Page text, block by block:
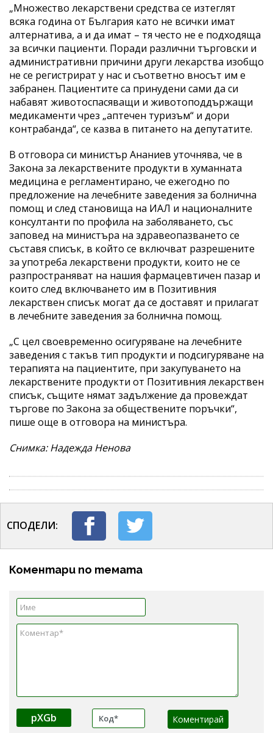
„Множество лекарствени средства се изтеглят
всяка година от България като не всички имат
алтернатива, а и да имат – тя често не е подходяща
за всички пациенти. Поради различни търговски и
административни причини други лекарства изобщо
не се регистрират у нас и съответно вносът им е
забранен. Пациентите са принудени сами да си
набавят животоспасяващи и животоподдържащи
медикаменти чрез „аптечен туризъм“ и дори
контрабанда“, се казва в питането на депутатите.
В отговора си министър Ананиев уточнява, че в
Закона за лекарствените продукти в хуманната
медицина е регламентирано, че ежегодно по
предложение на лечебните заведения за болнична
помощ и след становища на ИАЛ и националните
консултанти по профила на заболяването, със
заповед на министъра на здравеопазването се
съставя списък, в който се включват разрешените
за употреба лекарствени продукти, които не се
разпространяват на нашия фармацевтичен пазар и
които след включването им в Позитивния
лекарствен списък могат да се доставят и прилагат
в лечебните заведения за болнична помощ.
„С цел своевременно осигуряване на лечебните
заведения с такъв тип продукти и подсигуряване на
терапията на пациентите, при закупуването на
лекарствените продукти от Позитивния лекарствен
списък, същите нямат задължение да провеждат
търгове по Закона за обществените поръчки“,
пише още в отговора на министъра.
Снимка: Надежда Ненова
СПОДЕЛИ:
Коментари по темата
pXGb